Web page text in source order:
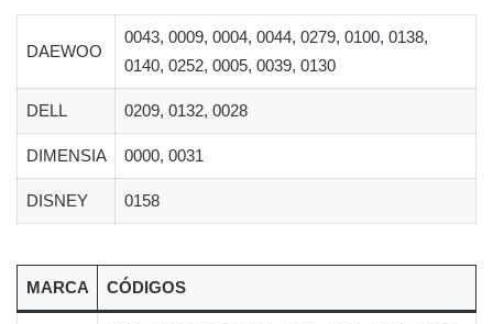
DAEWOO
0043, 0009, 0004, 0044, 0279, 0100, 0138,
0140, 0252, 0005, 0039, 0130
DELL 0209, 0132, 0028
DIMENSIA 0000, 0031
DISNEY 0158
MARCA CÓDIGOS